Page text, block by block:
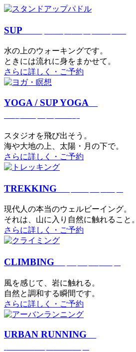
SUP
⽔の上のウォーキングです。
ときには流れに身をまかせて。
さらに詳しく・ご予約
YOGA / SUP YOGA
スタジオを⾶び出そう。
海や大地の上、太陽・⽉の下で。
さらに詳しく・ご予約
TREKKING
現代⼈の本当のウェルビーイング。
それは、⼭に⼊り⾃然に触れること。
さらに詳しく・ご予約
CLIMBING
⾵を感じて、岩に触れる。
⾃然と調和する瞬間です。
さらに詳しく・ご予約
URBAN RUNNING